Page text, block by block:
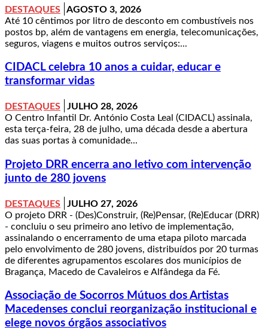
DESTAQUES
AGOSTO 3, 2026
Até 10 cêntimos por litro de desconto em combustíveis nos
postos bp, além de vantagens em energia, telecomunicações,
seguros, viagens e muitos outros serviços:...
CIDACL celebra 10 anos a cuidar, educar e
transformar vidas
DESTAQUES
JULHO 28, 2026
O Centro Infantil Dr. António Costa Leal (CIDACL) assinala,
esta terça-feira, 28 de julho, uma década desde a abertura
das suas portas à comunidade...
Projeto DRR encerra ano letivo com intervenção
junto de 280 jovens
DESTAQUES
JULHO 27, 2026
O projeto DRR - (Des)Construir, (Re)Pensar, (Re)Educar (DRR)
- concluiu o seu primeiro ano letivo de implementação,
assinalando o encerramento de uma etapa piloto marcada
pelo envolvimento de 280 jovens, distribuídos por 20 turmas
de diferentes agrupamentos escolares dos municípios de
Bragança, Macedo de Cavaleiros e Alfândega da Fé.
Associação de Socorros Mútuos dos Artistas
Macedenses conclui reorganização institucional e
elege novos órgãos associativos